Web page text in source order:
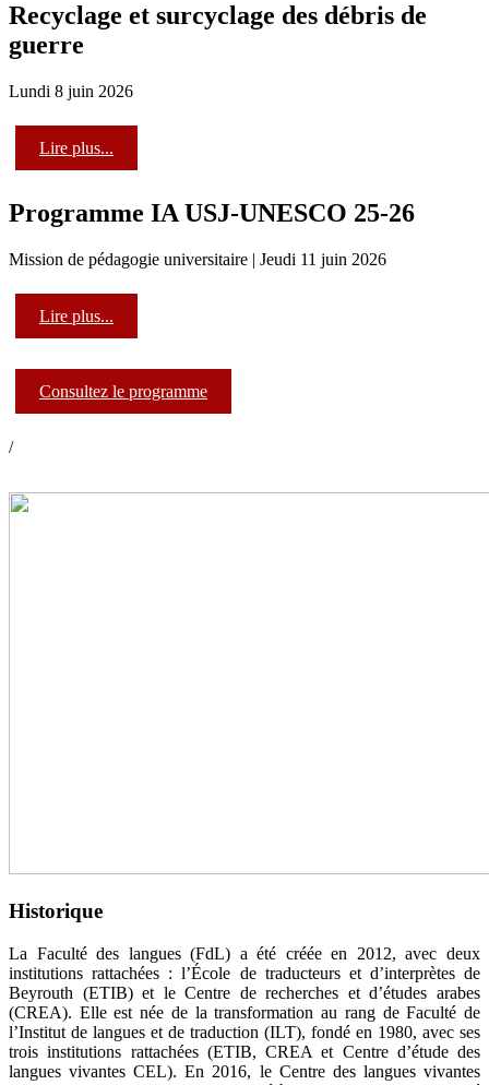
Recyclage et surcyclage des débris de
guerre
Lundi 8 juin 2026
Lire plus...
Programme IA USJ-UNESCO 25-26
Mission de pédagogie universitaire | Jeudi 11 juin 2026
Lire plus...
Consultez le programme
/
Historique
La Faculté des langues (FdL) a été créée en 2012, avec deux
institutions rattachées : l’École de traducteurs et d’interprètes de
Beyrouth (ETIB) et le Centre de recherches et d’études arabes
(CREA). Elle est née de la transformation au rang de Faculté de
l’Institut de langues et de traduction (ILT), fondé en 1980, avec ses
trois institutions rattachées (ETIB, CREA et Centre d’étude des
langues vivantes CEL). En 2016, le Centre des langues vivantes